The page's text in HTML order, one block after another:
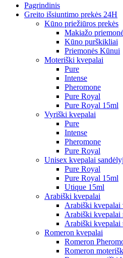
Pagrindinis
Greito išsiuntimo prekės 24H
Kūno priežiūros prekės
Makiažo
Kūno purškikliai
Priemonės Kūnui
Moteriški kvepalai
Pure
Intense
Pheromone
Pure Royal
Pure Royal 15ml
Vyriški kvepalai
Pure
Intense
Pheromone
Pure Royal
Unisex kvepalai
Pure Royal
Pure Royal 15ml
Utique 15ml
Arabiški kvepalai
Arabiški kvepalai
Arabiški kvepalai
Arabiški kvepalai
Romeron kvepalai
Romeron
Romeron